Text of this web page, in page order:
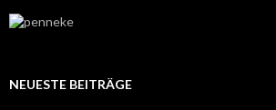
NEUESTE BEITRÄGE